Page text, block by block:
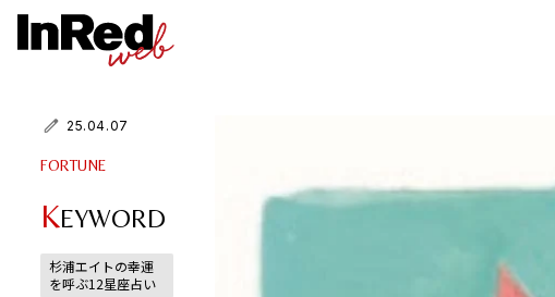
25.04.07
FORTUNE
KEYWORD
杉浦エイトの幸運
を呼ぶ12星座占い